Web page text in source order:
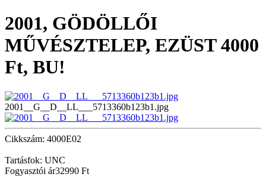
2001, GÖDÖLLŐI
MŰVÉSZTELEP, EZÜST 4000
Ft, BU!
2001__G__D__LL___5713360b123b1.jpg
Cikkszám: 4000E02
Tartásfok: UNC
Fogyasztói ár32990 Ft